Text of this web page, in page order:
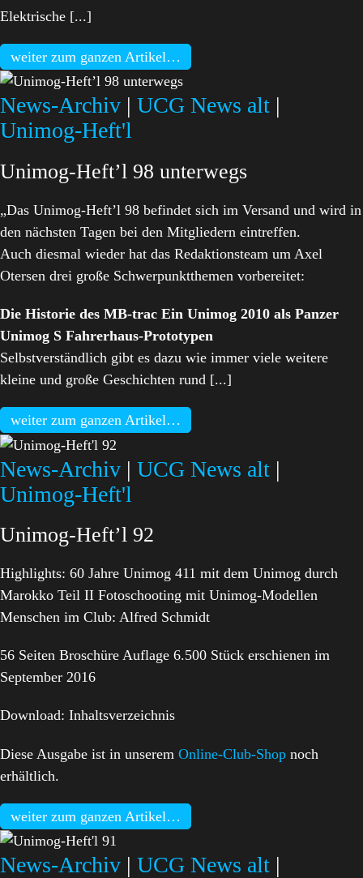
Elektrische [...]
weiter zum ganzen Artikel…
News-Archiv | UCG News alt |
Unimog-Heft'l
Unimog-Heft’l 98 unterwegs
„Das Unimog-Heft’l 98 befindet sich im Versand und wird in
den nächsten Tagen bei den Mitgliedern eintreffen.
Auch diesmal wieder hat das Redaktionsteam um Axel
Otersen drei große Schwerpunktthemen vorbereitet:
Die Historie des MB-trac Ein Unimog 2010 als Panzer
Unimog S Fahrerhaus-Prototypen
Selbstverständlich gibt es dazu wie immer viele weitere
kleine und große Geschichten rund [...]
weiter zum ganzen Artikel…
News-Archiv | UCG News alt |
Unimog-Heft'l
Unimog-Heft’l 92
Highlights: 60 Jahre Unimog 411 mit dem Unimog durch
Marokko Teil II Fotoschooting mit Unimog-Modellen
Menschen im Club: Alfred Schmidt
56 Seiten Broschüre Auflage 6.500 Stück erschienen im
September 2016
Download: Inhaltsverzeichnis
Diese Ausgabe ist in unserem Online-Club-Shop noch
erhältlich.
weiter zum ganzen Artikel…
News-Archiv | UCG News alt |